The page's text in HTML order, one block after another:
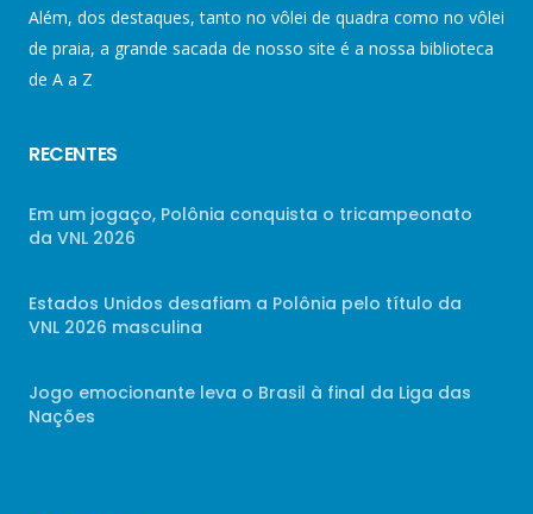
Além, dos destaques, tanto no vôlei de quadra como no vôlei
de praia, a grande sacada de nosso site é a nossa biblioteca
de A a Z
RECENTES
Em um jogaço, Polônia conquista o tricampeonato
da VNL 2026
Estados Unidos desafiam a Polônia pelo título da
VNL 2026 masculina
Jogo emocionante leva o Brasil à final da Liga das
Nações